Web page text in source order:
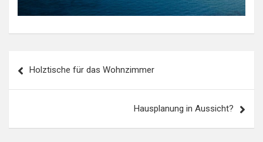
Holztische für das Wohnzimmer
Hausplanung in Aussicht?